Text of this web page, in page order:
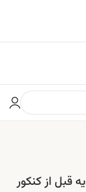
قبل از کنکور